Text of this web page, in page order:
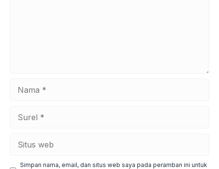
web
Simpan nama, email, dan situs web saya pada peramban ini untuk